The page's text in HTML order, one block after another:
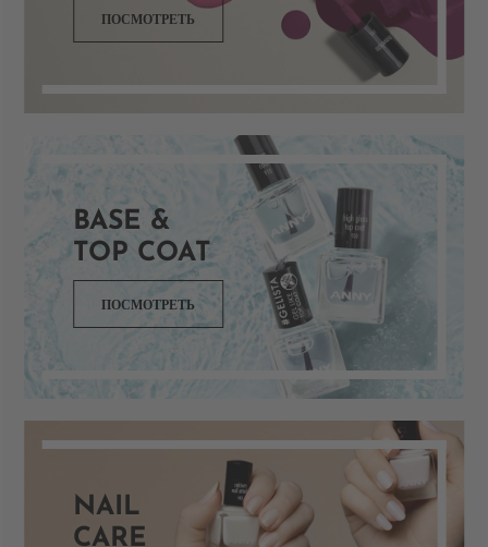
ПОСМОТРЕТЬ
BASE &
TOP COAT
ПОСМОТРЕТЬ
NAIL
CARE